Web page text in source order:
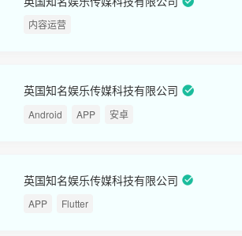
内容运营
英国知名娱乐传媒科技有限公司
Android APP 安卓
英国知名娱乐传媒科技有限公司
APP Flutter